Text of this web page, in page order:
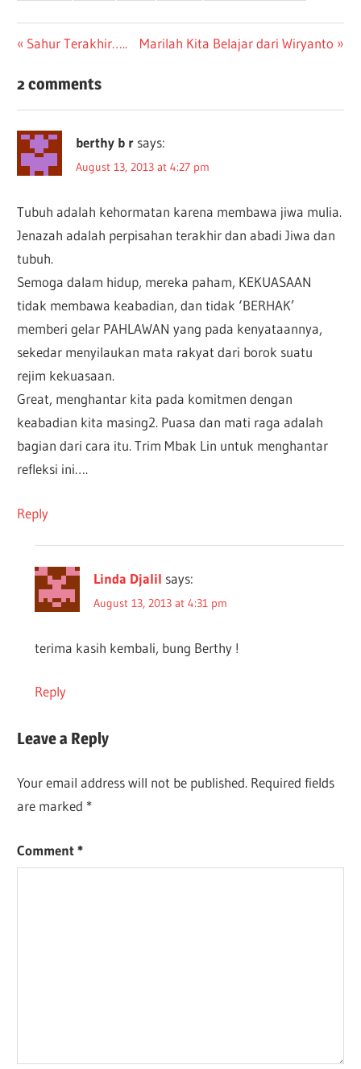
Post
navigation
Previous
Sahur Terakhir…..
Next
Marilah Kita Belajar dari Wiryanto
2 comments
berthy b r says:
August 13, 2013 at 4:27 pm
Tubuh adalah kehormatan karena membawa jiwa mulia.
Jenazah adalah perpisahan terakhir dan abadi Jiwa dan
tubuh.
Semoga dalam hidup, mereka paham, KEKUASAAN
tidak membawa keabadian, dan tidak ‘BERHAK’
memberi gelar PAHLAWAN yang pada kenyataannya,
sekedar menyilaukan mata rakyat dari borok suatu
rejim kekuasaan.
Great, menghantar kita pada komitmen dengan
keabadian kita masing2. Puasa dan mati raga adalah
bagian dari cara itu. Trim Mbak Lin untuk menghantar
refleksi ini….
Reply
Linda Djalil says:
August 13, 2013 at 4:31 pm
terima kasih kembali, bung Berthy !
Reply
Leave a Reply
Your email address will not be published. Required fields
are marked *
Comment*